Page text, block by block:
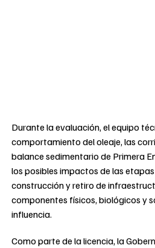
Durante la evaluación, el equipo
comportamiento del oleaje, las
balance sedimentario de Primera
los posibles impactos de las
construcción y retiro de
componentes físicos, biológicos y
influencia.
Como parte de la licencia, la